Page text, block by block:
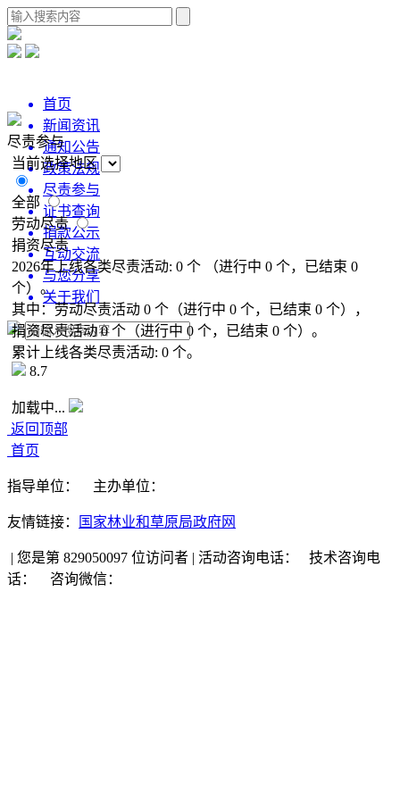
首页
新闻资讯
通知公告
政策法规
尽责参与
证书查询
捐款公示
互动交流
与您分享
关于我们
尽责参与
当前选择地区
全部
劳动尽责
捐资尽责
2026年上线各类尽责活动:0 个 （进行中0 个，已结束0
个）。
其中： 劳动尽责活动0 个 （进行中0 个，已结束0 个），
捐资尽责活动0个 （进行中0 个，已结束0 个）。
累计上线各类尽责活动:0 个。
8.7
加载中...
返回顶部
首页
指导单位： 主办单位：
友情链接： 国家林业和草原局政府网
| 您是第 829050097 位访问者 | 活动咨询电话：
技术咨询电
话：
咨询微信：